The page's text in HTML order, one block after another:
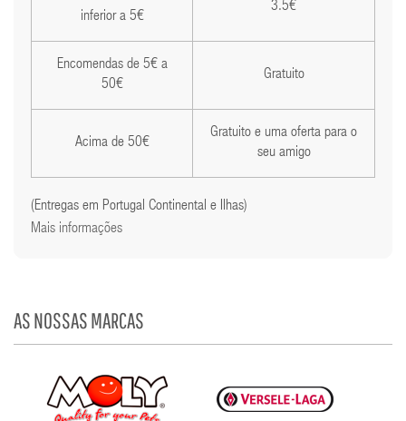
inferior a 5€
3.5€
Encomendas de 5€ a
50€
Gratuito
Acima de 50€
Gratuito e uma oferta para o
seu amigo
(Entregas em Portugal Continental e Ilhas)
Mais informações
AS NOSSAS MARCAS